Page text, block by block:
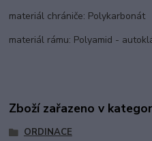
materiál chrániče: Polykarbonát
materiál rámu: Polyamid -
Zboží zařazeno v
ORDINACE